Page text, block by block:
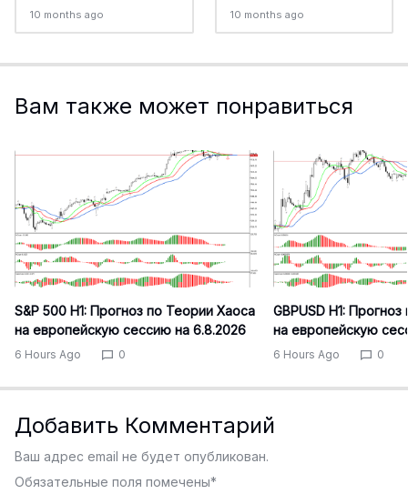
10 months ago 10 months ago
Вам также может понравиться
S&P 500 H1: Прогноз по Теории Хаоса
на европейскую сессию на 6.8.2026
6 Hours Ago 0
GBPUSD H1:
на европейскую
6 Hours Ago 0
Добавить Комментарий
Ваш адрес email не будет опубликован.
Обязательные поля помечены*